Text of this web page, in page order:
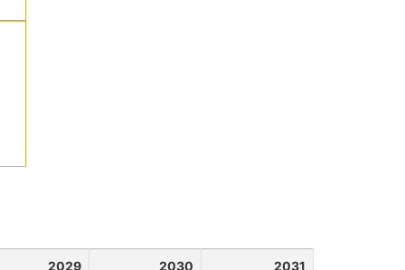
2029 2030 2031